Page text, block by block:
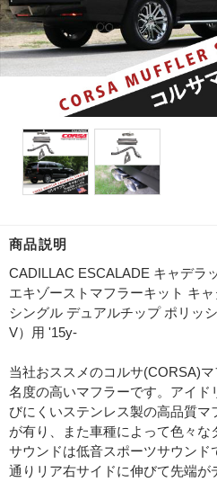
商品説明
CADILLAC ESCALADE キャデラ
エキゾーストマフラーキット キ
シングル デュアルチップ ポリッ
V）用 '15y-
当社おススメのコルサ(CORSA)
名度の高いマフラーです。アイ
びにくいステンレス製の高品質マ
が有り、また車種によって色々な
サウンドは低音スポーツサウンド
通りリア右サイドに伸びて先端が